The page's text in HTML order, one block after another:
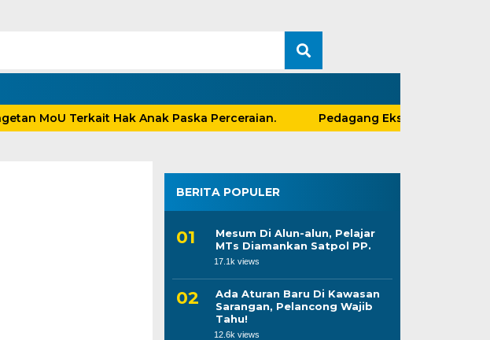
MoU Terkait Hak Anak Paska Perceraian. Pedagang Eks Stadion
BERITA POPULER
Mesum Di Alun-alun, Pelajar
MTs Diamankan Satpol PP.
17.1k views
Ada Aturan Baru Di Kawasan
Sarangan, Pelancong Wajib
Tahu!
12.6k views